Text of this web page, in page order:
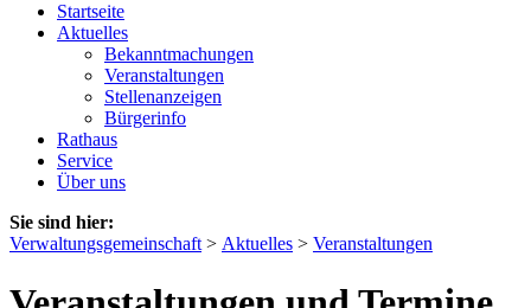
Startseite
Aktuelles
Bekanntmachungen
Veranstaltungen
Stellenanzeigen
Bürgerinfo
Rathaus
Service
Über uns
Sie sind hier:
Verwaltungsgemeinschaft > Aktuelles > Veranstaltungen